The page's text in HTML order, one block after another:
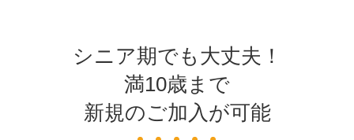
シニア期でも大丈夫！
満10歳まで
新規のご加入が可能